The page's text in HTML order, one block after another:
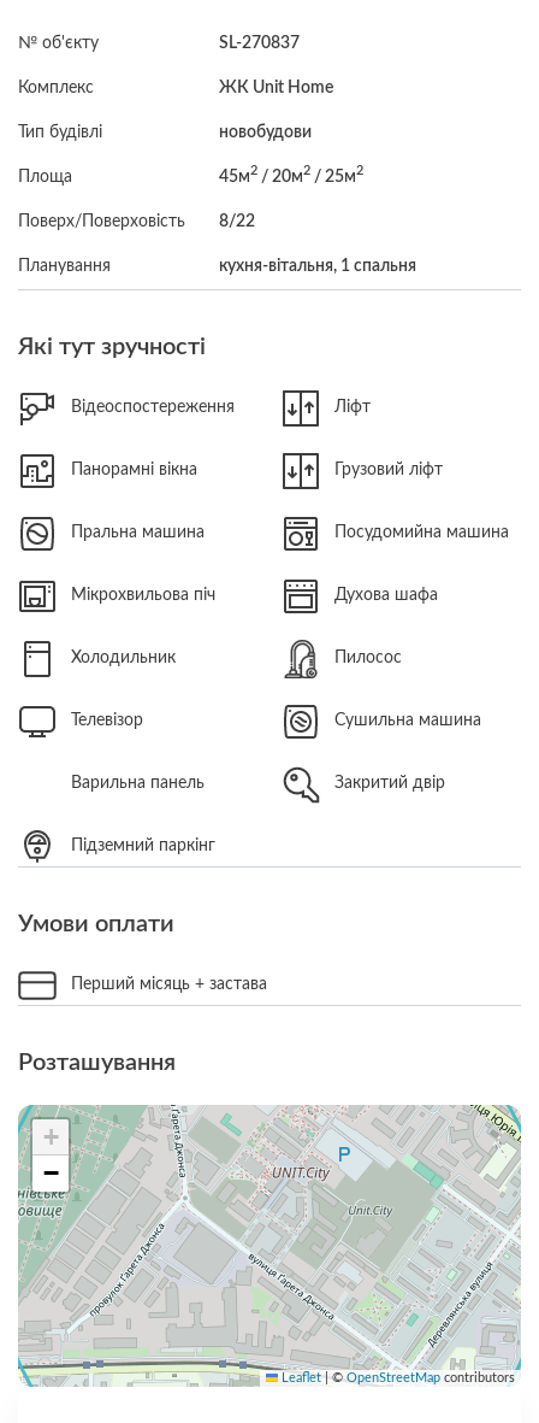
№ об'єкту SL-270837
Комплекс ЖК Unit Home
Тип будівлі новобудови
Площа 45м2 / 20м2 / 25м2
Поверх/Поверховість 8/22
Планування кухня-вітальня, 1 спальня
Які тут зручності
Відеоспостереження Ліфт
Панорамні вікна Грузовий ліфт
Пральна машина Посудомийна машина
Мікрохвильова піч Духова шафа
Холодильник Пилосос
Телевізор Сушильна машина
Варильна панель Закритий двір
Підземний паркінг
Умови оплати
Перший місяць + застава
Розташування
+
−
Leaflet |©OpenStreetMap contributors